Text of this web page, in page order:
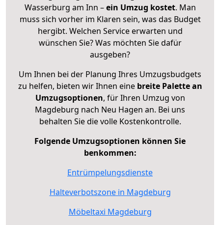
Wasserburg am Inn –ein Umzug kostet. Man
muss sich vorher im Klaren sein, was das Budget
hergibt. Welchen Service erwarten und
wünschen Sie? Was möchten Sie dafür
ausgeben?
Um Ihnen bei der Planung Ihres Umzugsbudgets
zu helfen, bieten wir Ihnen eine breite Palette an
Umzugsoptionen, für Ihren Umzug von
Magdeburg nach Neu Hagen an. Bei uns
behalten Sie die volle Kostenkontrolle.
Folgende Umzugsoptionen können Sie
benkommen:
Entrümpelungsdienste
Halteverbotszone in Magdeburg
Möbeltaxi Magdeburg